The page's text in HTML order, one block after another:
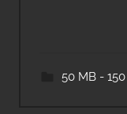
50 MB -